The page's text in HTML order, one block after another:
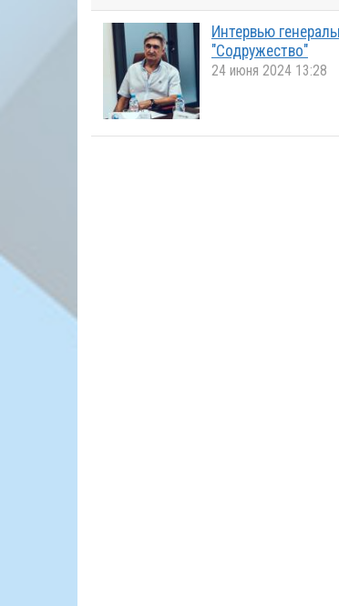
Интервью
"Содружество"
24 июня 2024 13:28